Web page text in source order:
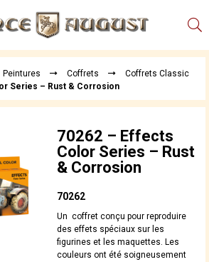
Peintures Coffrets
Coffrets Classic
Series – Rust & Corrosion
70262 – Effects
Color Series – Rust
& Corrosion
70262
Un coffret conçu pour reproduire
des effets spéciaux sur les
figurines et les maquettes. Les
couleurs ont été soigneusement